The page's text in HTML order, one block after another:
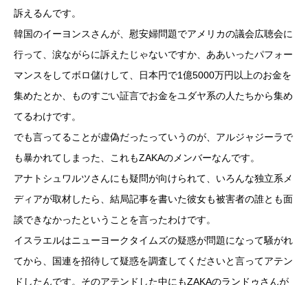
訴えるんです。
韓国のイーヨンスさんが、慰安婦問題でアメリカの議会広聴会に
行って、涙ながらに訴えたじゃないですか、ああいったパフォー
マンスをしてボロ儲けして、日本円で1億5000万円以上のお金を
集めたとか、ものすごい証言でお金をユダヤ系の人たちから集め
てるわけです。
でも言ってることが虚偽だったっていうのが、アルジャジーラで
も暴かれてしまった、これもZAKAのメンバーなんです。
アナトシュワルツさんにも疑問が向けられて、いろんな独立系メ
ディアが取材したら、結局記事を書いた彼女も被害者の誰とも面
談できなかったということを言ったわけです。
イスラエルはニューヨークタイムズの疑惑が問題になって騒がれ
てから、国連を招待して疑惑を調査してくださいと言ってアテン
ドしたんです。そのアテンドした中にもZAKAのランドゥさんが